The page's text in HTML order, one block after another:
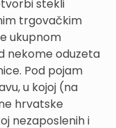
stekli
trgovačkim
ukupnom
nekome oduzeta
Pod pojam
u kojoj (na
hrvatske
nezaposlenih i